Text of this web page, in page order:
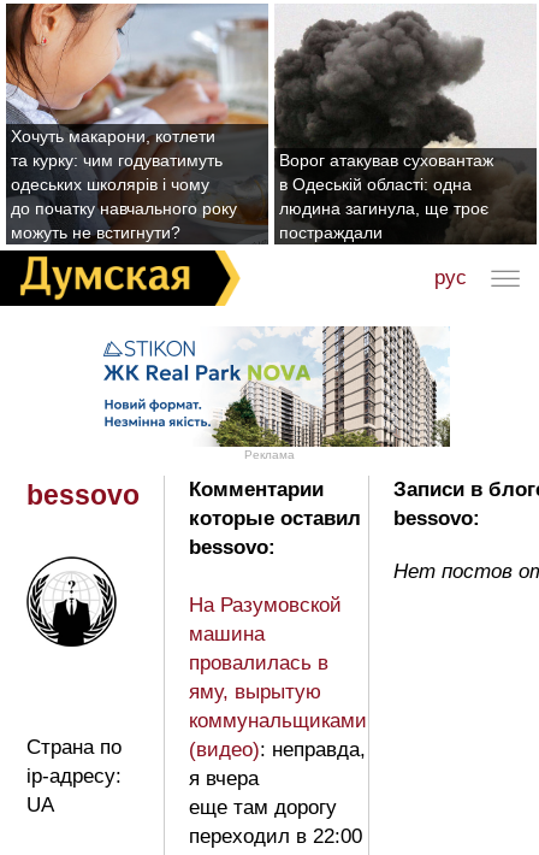
Хочуть макарони, котлети
та курку: чим годуватимуть
одеських школярів і чому
до початку навчального року
можуть не встигнути?
Ворог атакував суховантаж
в Одеській області: одна
людина загинула, ще троє
постраждали
рус
Реклама
bessovo
Страна по
ip-адресу:
UA
Комментарии
которые оставил
bessovo:
На Разумовской
машина
провалилась в
яму, вырытую
коммунальщиками
(видео): неправда,
я вчера
еще там дорогу
переходил в 22:00
Записи в
bessovo:
Нет постов